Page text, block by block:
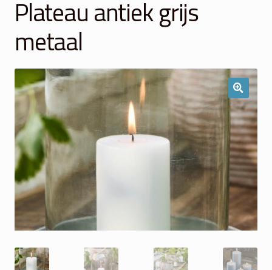
Winkelmand
Over Ons
Veelgestelde vragen
Contact
Plateau antiek grijs
metaal